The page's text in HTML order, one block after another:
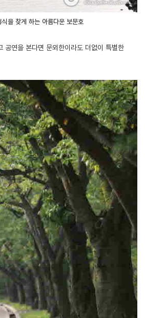
식을 찾게 하는 아름다운 보문호
공연을 본다면 문외한이라도 더없이 특별한